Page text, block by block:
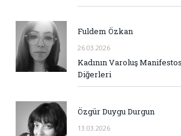
Fuldem Özkan
26.03.2026
Kadının Varoluş
Diğerleri
Özgür Duygu Durgun
13.03.2026